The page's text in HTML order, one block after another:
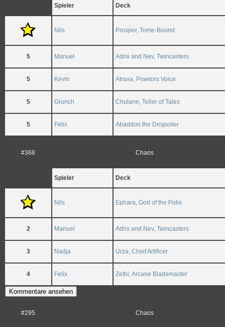
Spieler Deck
Nils Prosper, Tome-Bound
5 Manuel Adrix and Nev, Twincasters
5 Kevin Atraxa, Praetors Voice
5 Grunch Chulane, Teller of Tales
5 Felix Abaddon the Despoiler
#368 Chaos
Spieler Deck
Nils Ephara, God of the Polis
2 Manuel Adrix and Nev, Twincasters
3 Nadja Urza, Chief Artificer
4 Felix Zethi, Arcane Blademaster
Kommentare ansehen
#295 Chaos